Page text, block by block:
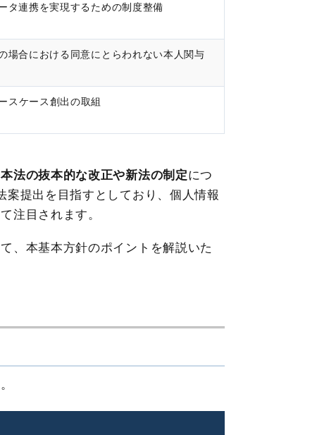
タ連携を実現するための制度整備
場合における同意にとらわれない本人関与
スケース創出の取組
法の抜本的な改正や新法の制定につ
提出を目指すとしており、個人情報
注目されます。
、本基本方針のポイントを解説いた